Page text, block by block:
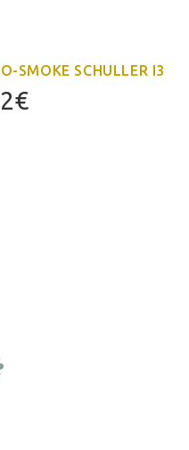
SMOKE SCHULLER I3
€